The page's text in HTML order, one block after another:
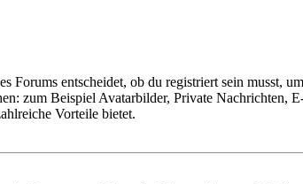
entscheidet, ob du registriert sein musst,
zum Beispiel Avatarbilder, Private Nachrichten,
Vorteile bietet.